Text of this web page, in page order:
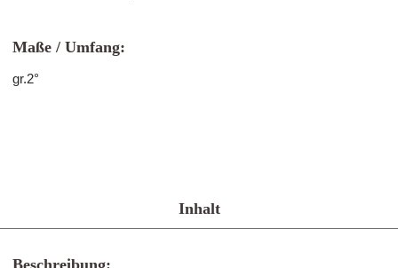
Maße / Umfang:
gr.2°
Inhalt
Beschreibung: